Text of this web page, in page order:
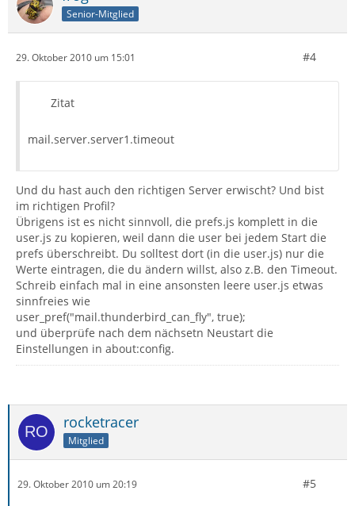
Senior-Mitglied
29. Oktober 2010 um 15:01 #4
Zitat
mail.server.server1.timeout
Und du hast auch den richtigen Server erwischt? Und bist
im richtigen Profil?
Übrigens ist es nicht sinnvoll, die prefs.js komplett in die
user.js zu kopieren, weil dann die user bei jedem Start die
prefs überschreibt. Du solltest dort (in die user.js) nur die
Werte eintragen, die du ändern willst, also z.B. den Timeout.
Schreib einfach mal in eine ansonsten leere user.js etwas
sinnfreies wie
user_pref("mail.thunderbird_can_fly", true);
und überprüfe nach dem nächsetn Neustart die
Einstellungen in about:config.
rocketracer
Mitglied
29. Oktober 2010 um 20:19 #5